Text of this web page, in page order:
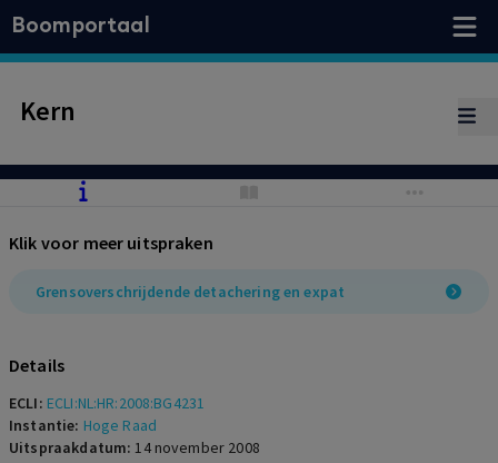
Boomportaal
Kern
Klik voor meer uitspraken
Grensoverschrijdende detachering en expat
Details
ECLI: ECLI:NL:HR:2008:BG4231
Instantie: Hoge Raad
Uitspraakdatum:14 november 2008